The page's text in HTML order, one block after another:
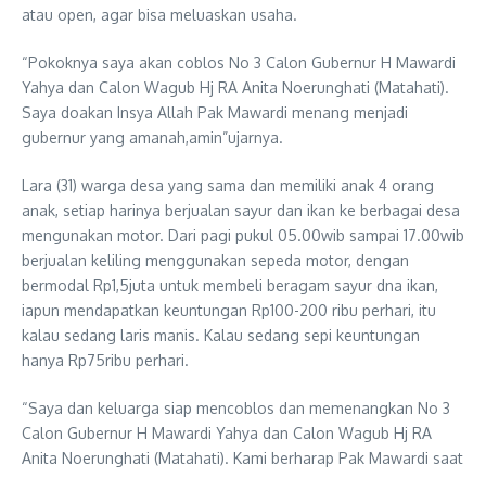
atau open, agar bisa meluaskan usaha.
“Pokoknya saya akan coblos No 3 Calon Gubernur H Mawardi
Yahya dan Calon Wagub Hj RA Anita Noerunghati (Matahati).
Saya doakan Insya Allah Pak Mawardi menang menjadi
gubernur yang amanah,amin”ujarnya.
Lara (31) warga desa yang sama dan memiliki anak 4 orang
anak, setiap harinya berjualan sayur dan ikan ke berbagai desa
mengunakan motor. Dari pagi pukul 05.00wib sampai 17.00wib
berjualan keliling menggunakan sepeda motor, dengan
bermodal Rp1,5juta untuk membeli beragam sayur dna ikan,
iapun mendapatkan keuntungan Rp100-200 ribu perhari, itu
kalau sedang laris manis. Kalau sedang sepi keuntungan
hanya Rp75ribu perhari.
“Saya dan keluarga siap mencoblos dan memenangkan No 3
Calon Gubernur H Mawardi Yahya dan Calon Wagub Hj RA
Anita Noerunghati (Matahati). Kami berharap Pak Mawardi saat